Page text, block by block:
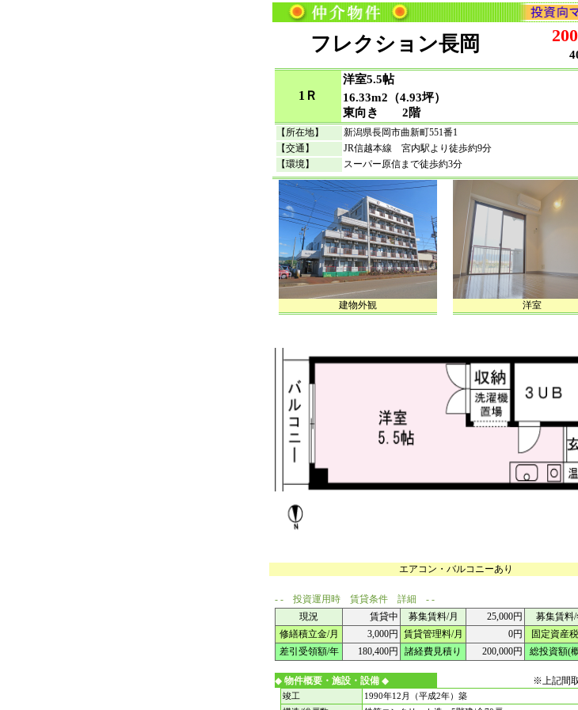
フレクション長岡
1Ｒ
洋室5.5帖
16.33m2（4.93坪）
東向き 2階
【所在地】
新潟県長岡市曲新町551番1
【交通】
JR信越本線 宮内駅より徒歩約9分
【環境】
スーパー原信まで徒歩約3分
建物外観 洋室
エアコン・バルコニーあり
- - 投資運用時 賃貸条件 詳細 - -
現況
賃貸中 募集賃料/月 25,000円 募集賃料
修繕積立金/月
3,000円 賃貸管理料/月 0円 固定資産
差引受領額/年
180,400円 諸経費見積り 200,000円 総投資額(
◆ 物件概要・施設・設備 ◆ ※上記間
竣工
1990年12月（平成2年）築